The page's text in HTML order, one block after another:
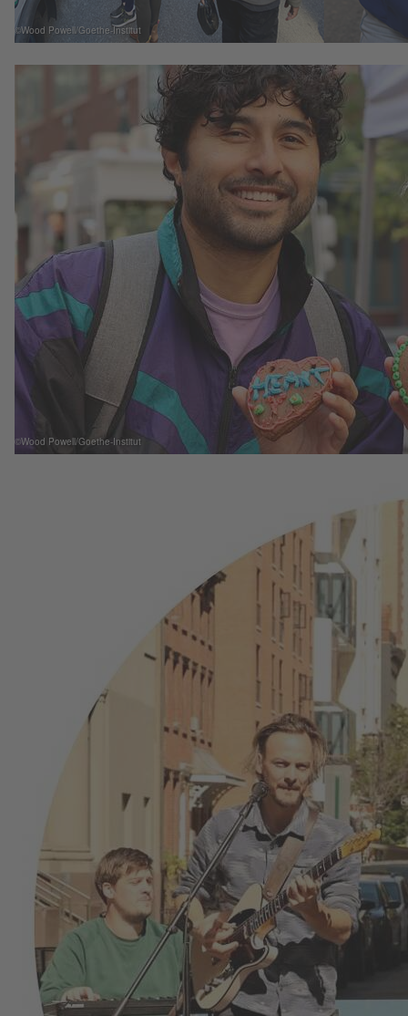
©Wood Powell/Goethe-Institut
©Wood Powell/Goethe-Institut